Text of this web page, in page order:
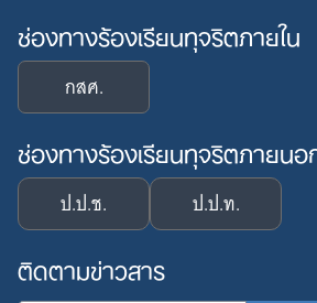
ช่องทางร้องเรียนทุจริตภายใน
กสศ.
ช่องทางร้องเรียนทุจริตภายน
ป.ป.ช. ป.ป.ท.
ติดตามข่าวสาร